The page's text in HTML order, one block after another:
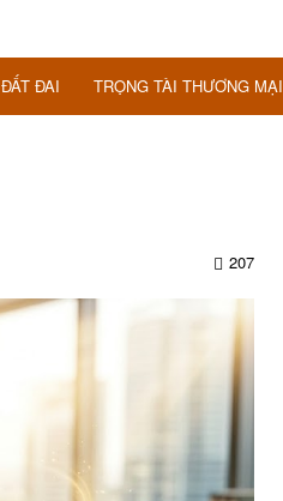
ĐẤT ĐAI TRỌNG TÀI THƯƠNG MẠI
207